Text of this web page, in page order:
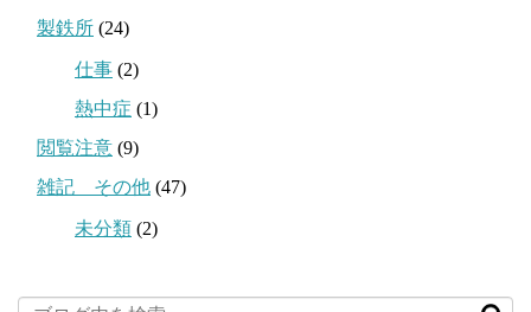
製鉄所 (24)
仕事 (2)
熱中症 (1)
閲覧注意 (9)
雑記 その他 (47)
未分類 (2)